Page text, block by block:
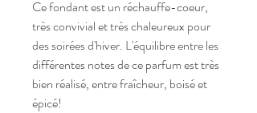
Ce fondant est un réchauffe-coeur,
très convivial et très chaleureux pour
des soirées d'hiver. L'équilibre entre les
différentes notes de ce parfum est très
bien réalisé, entre fraîcheur, boisé et
épicé!